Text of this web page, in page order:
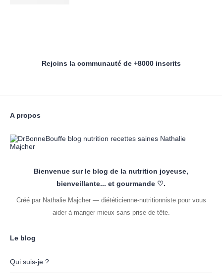
Rejoins la communauté de +8000 inscrits
A propos
Bienvenue sur le blog de la nutrition joyeuse,
bienveillante... et gourmande ♡.
Créé par Nathalie Majcher — diététicienne-nutritionniste pour vous
aider à manger mieux sans prise de tête.
Le blog
Qui suis-je ?